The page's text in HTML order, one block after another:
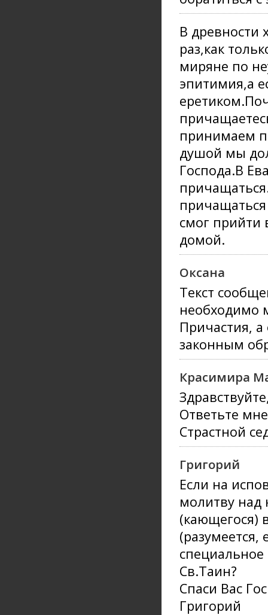
В древности
раз,как
миряне по
эпитимия,а
принимаем
душой мы
Господа.В
смог прийти
домой.
Оксана
Текст
необходимо
Причастия,
законным
Красимира
Ответьте
Страстной
Григорий
Если на
молитву над
(кающегося)
Св.Таин?
Спаси Вас
Григорий